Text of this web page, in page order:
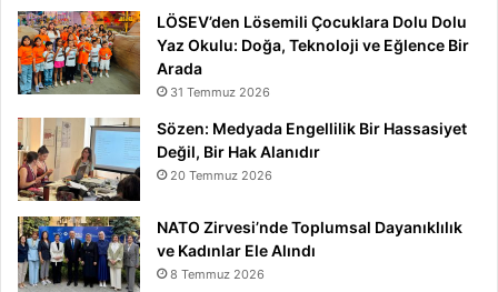
LÖSEV’den Lösemili Çocuklara Dolu Dolu
Yaz Okulu: Doğa, Teknoloji ve Eğlence Bir
Arada
31 Temmuz 2026
Sözen: Medyada Engellilik Bir Hassasiyet
Değil, Bir Hak Alanıdır
20 Temmuz 2026
NATO Zirvesi’nde Toplumsal Dayanıklılık
ve Kadınlar Ele Alındı
8 Temmuz 2026